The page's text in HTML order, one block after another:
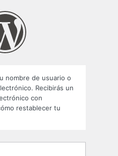
nombre de usuario o
Recibirás un
con
restablecer tu